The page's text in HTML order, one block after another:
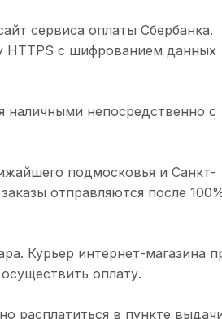
сервиса оплаты Сбербанка.
HTTPS с шифрованием данных
непосредственно с
подмосковья и Санкт-
отправляются после
Курьер интернет-магазина
оплату.
расплатиться в пункте